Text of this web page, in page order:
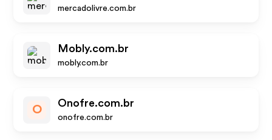
mercadolivre.com.br
Mobly.com.br
mobly.com.br
O
Onofre.com.br
onofre.com.br